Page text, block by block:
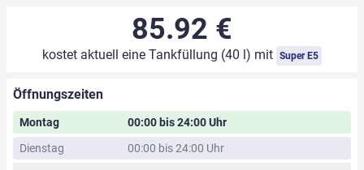
85.92 €
kostet aktuell eine Tankfüllung (40 l) mit Super E5
Öffnungszeiten
Montag
00:00 bis 24:00 Uhr
Dienstag
00:00 bis 24:00 Uhr